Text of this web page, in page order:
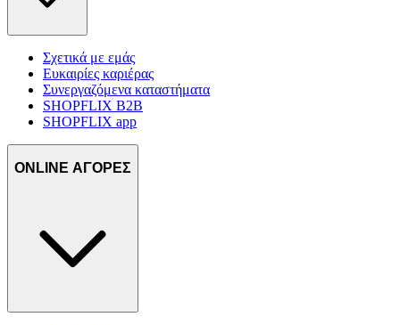
Σχετικά με εμάς
Ευκαιρίες καριέρας
Συνεργαζόμενα καταστήματα
SHOPFLIX B2B
SHOPFLIX app
ONLINE ΑΓΟΡΕΣ